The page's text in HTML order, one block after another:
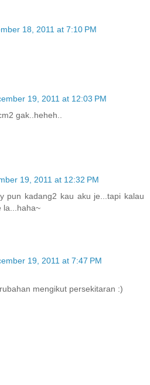
18, 2011 at 7:10 PM
19, 2011 at 12:03 PM
gak..heheh..
19, 2011 at 12:32 PM
pun kadang2 kau aku je...tapi kalau
la...haha~
19, 2011 at 7:47 PM
mengikut persekitaran :)